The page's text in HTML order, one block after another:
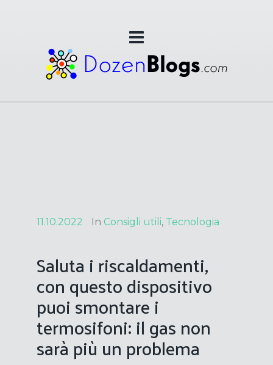
11.10.2022 In Consigli utili, Tecnologia
Saluta i riscaldamenti,
con questo dispositivo
puoi smontare i
termosifoni: il gas non
sarà più un problema